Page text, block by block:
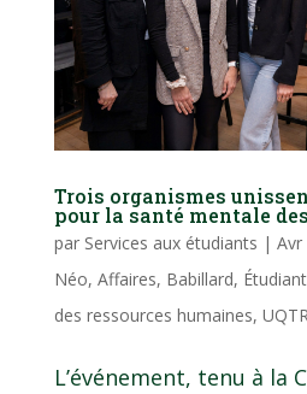
Trois organismes
pour la santé mentale
par Services aux étudiants | Avr
Néo, Affaires, Babillard,
des ressources humaines,
L’événement, tenu à la